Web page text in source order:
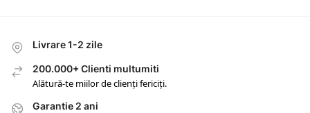
Livrare 1-2 zile
200.000+ Clienti multumiti
Alătură-te miilor de clienți fericiți.
Garantie 2 ani